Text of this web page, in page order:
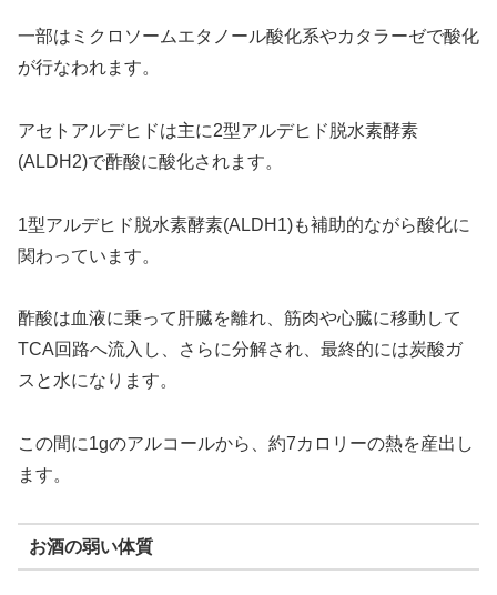
一部はミクロソームエタノール酸化系やカタラーゼで酸化
が行なわれます。
アセトアルデヒドは主に2型アルデヒド脱水素酵素
(ALDH2)で酢酸に酸化されます。
1型アルデヒド脱水素酵素(ALDH1)も補助的ながら酸化に
関わっています。
酢酸は血液に乗って肝臓を離れ、筋肉や心臓に移動して
TCA回路へ流入し、さらに分解され、最終的には炭酸ガ
スと水になります。
この間に1gのアルコールから、約7カロリーの熱を産出し
ます。
お酒の弱い体質